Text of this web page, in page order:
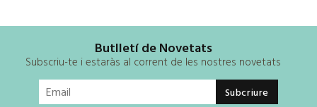
Butlletí de Novetats
Subscriu-te i estaràs al corrent de les nostres novetats